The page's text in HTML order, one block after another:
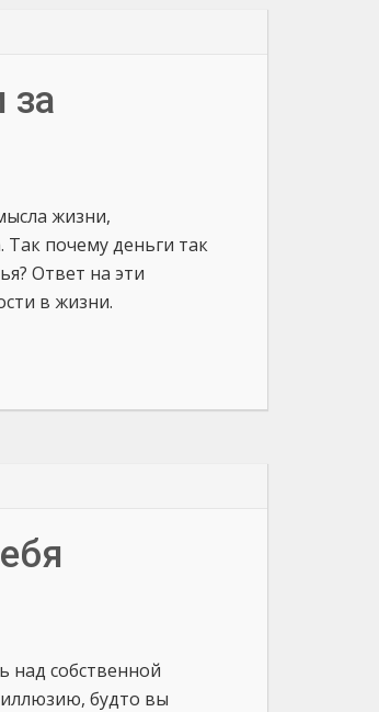
за
жизни,
почему деньги так
Ответ на эти
в жизни.
над собственной
будто вы